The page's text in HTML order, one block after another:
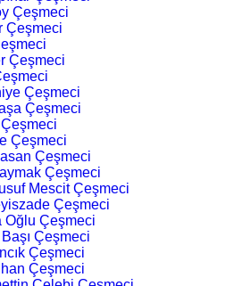
Çeşmeci
Çeşmeci
Çeşmeci
Çeşmeci
Çeşmeci
Çeşmeci
Çeşmeci
Çeşmeci
Mescit Çeşmeci
Çeşmeci
Oğlu Çeşmeci
Çeşmeci
Çeşmeci
Çeşmeci